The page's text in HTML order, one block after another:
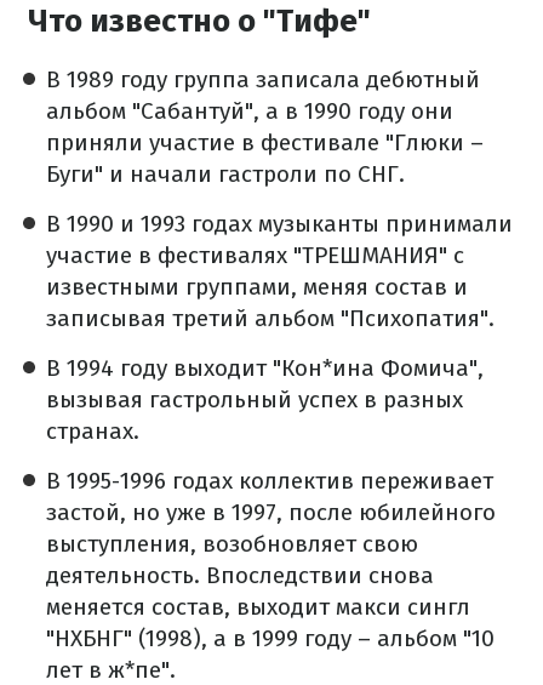
Что известно о "Тифе"
В 1989 году группа записала дебютный
альбом "Сабантуй", а в 1990 году они
приняли участие в фестивале "Глюки –
Буги" и начали гастроли по СНГ.
В 1990 и 1993 годах музыканты принимали
участие в фестивалях "ТРЕШМАНИЯ" с
известными группами, меняя состав и
записывая третий альбом "Психопатия".
В 1994 году выходит "Кон*ина Фомича",
вызывая гастрольный успех в разных
странах.
В 1995-1996 годах коллектив переживает
застой, но уже в 1997, после юбилейного
выступления, возобновляет свою
деятельность. Впоследствии снова
меняется состав, выходит макси сингл
"НХБНГ" (1998), а в 1999 году – альбом "10
лет в ж*пе".